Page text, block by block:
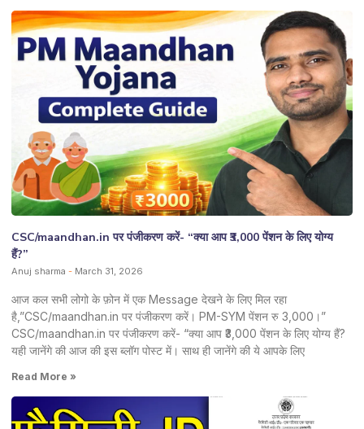
CSC/maandhan.in पर पंजीकरण करें- “क्या आप ₹3,000 पेंशन के लिए योग्य
हैं?”
Anuj sharma March 31, 2026
आज कल सभी लोगो के फ़ोन में एक Message देखने के लिए मिल रहा
है,”CSC/maandhan.in पर पंजीकरण करें। PM-SYM पेंशन रु 3,000।”
CSC/maandhan.in पर पंजीकरण करें- “क्या आप ₹3,000 पेंशन के लिए योग्य हैं?
यही जानेंगे की आज की इस ब्लॉग पोस्ट में। साथ ही जानेंगे की ये आपके लिए
Read More »